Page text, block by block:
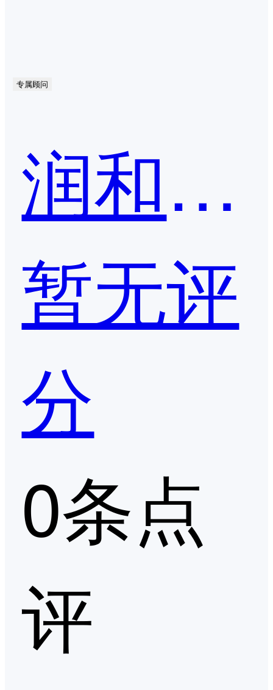
专属顾问
润和软件
暂无评
分
0条点
评